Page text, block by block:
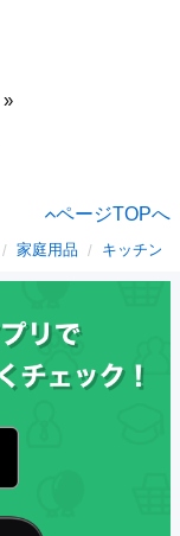
ページTOPへ
家庭用品 キッチン